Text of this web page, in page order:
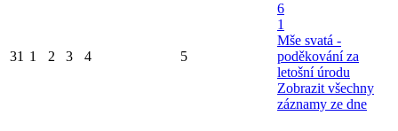
31 1 2 3 4 5
6
1
Mše svatá -
poděkování za
letošní úrodu
Zobrazit všechny
záznamy ze dne